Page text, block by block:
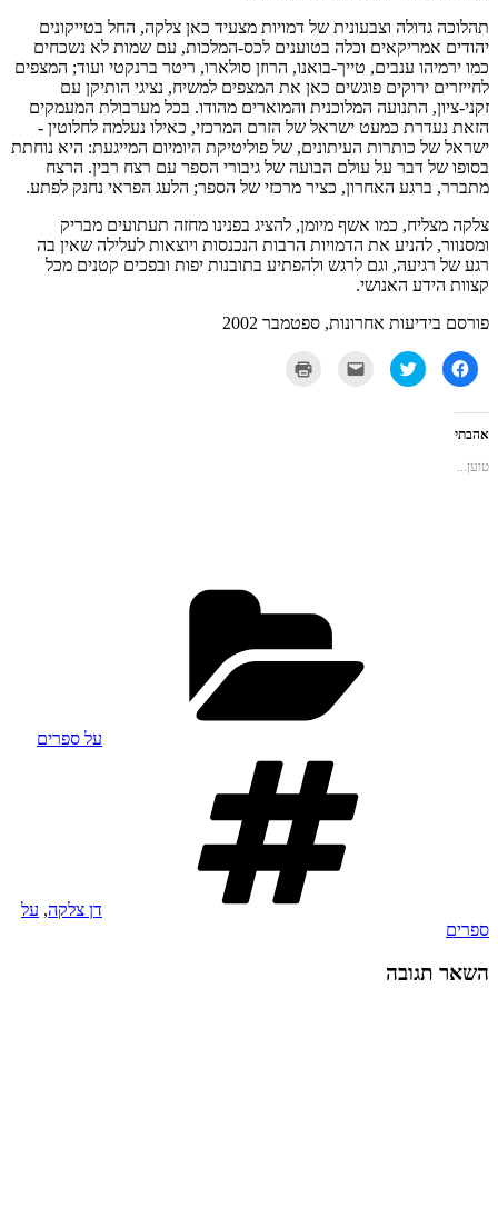
תהלוכה גדולה וצבעונית של דמויות מצעיד כאן צלקה, החל בטייקונים
יהודים אמריקאים וכלה בטוענים לכס-המלכות, עם שמות לא נשכחים
כמו ירמיהו ענבים, טייך-בואנו, הרוזן סולארו, ריטר ברנקטי ועוד; המצפים
לחייזרים ירוקים פוגשים כאן את המצפים למשיח, נציגי הותיקן עם
זקני-ציון, התנועה המלוכנית והמוארים מהודו. בכל מערבולת המעמקים
הזאת נעדרת כמעט ישראל של הזרם המרכזי, כאילו נעלמה לחלוטין -
ישראל של כותרות העיתונים, של פוליטיקת היומיום המייגעת: היא נוחתת
בסופו של דבר על עולם הבועה של גיבורי הספר עם רצח רבין. הרצח
מתברר, ברגע האחרון, כציר מרכזי של הספר; הלעג הפראי נחנק לפתע.
צלקה מצליח, כמו אשף מיומן, להציג בפנינו מחזה תעתועים מבריק
ומסנוור, להניע את הדמויות הרבות הנכנסות ויוצאות לעלילה שאין בה
רגע של רגיעה, וגם לרגש ולהפתיע בתובנות יפות ובפכים קטנים מכל
קצוות הידע האנושי.
פורסם בידיעות אחרונות, ספטמבר 2002
לחיצה
לשיתוף
בפייסבוק
לחצו
כדי
אהבתי
טוען...
על ספרים
דן צלקה, על
ספרים
השאר תגובה